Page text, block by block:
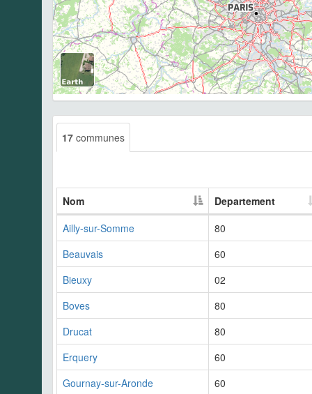
17 communes
Nom
Departement
Ailly-sur-Somme
80
Beauvais
60
Bieuxy
02
Boves
80
Drucat
80
Erquery
60
Gournay-sur-Aronde
60